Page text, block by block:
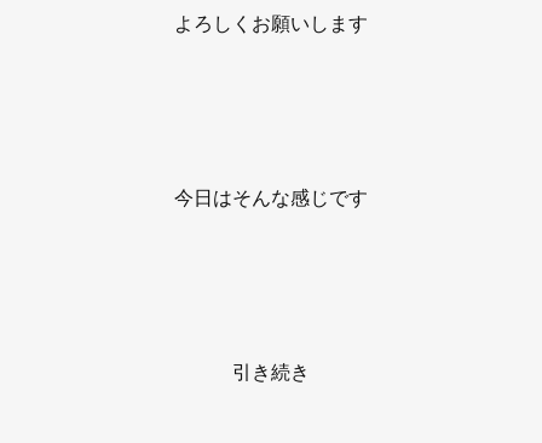
よろしくお願いします
今日はそんな感じです
引き続き